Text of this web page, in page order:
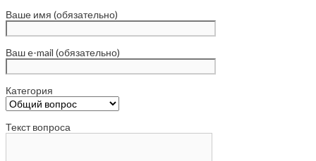
Ваше имя (обязательно)
Ваш e-mail (обязательно)
Категория
Текст вопроса